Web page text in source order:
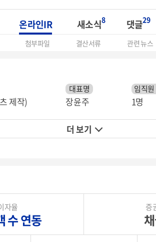
온라인IR 새소식8 댓글29
첨부파일 결산서류 관련 뉴스
제작)
대표명
장윤주
임직
1명
더 보기
자율
수 연동
증